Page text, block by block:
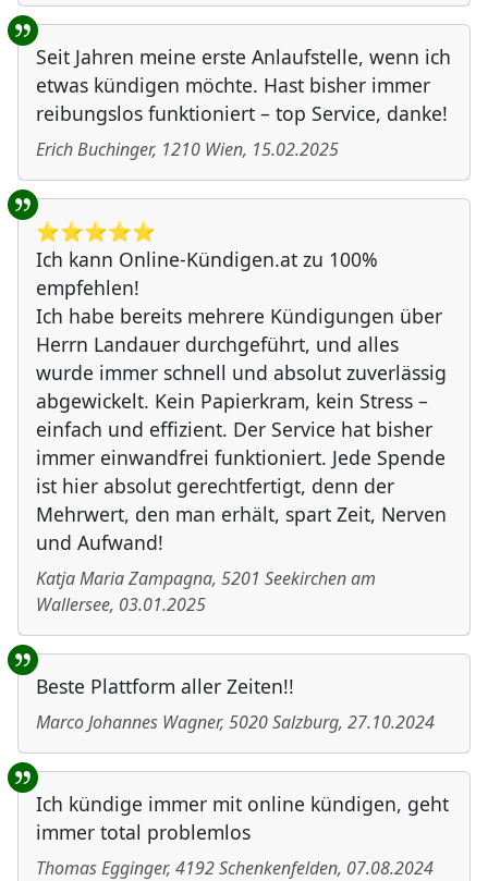
Seit Jahren meine erste Anlaufstelle, wenn ich
etwas kündigen möchte. Hast bisher immer
reibungslos funktioniert – top Service, danke!
Erich Buchinger, 1210 Wien, 15.02.2025
⭐️⭐️⭐️⭐️⭐️
Ich kann Online-Kündigen.at zu 100%
empfehlen!
Ich habe bereits mehrere Kündigungen über
Herrn Landauer durchgeführt, und alles
wurde immer schnell und absolut zuverlässig
abgewickelt. Kein Papierkram, kein Stress –
einfach und effizient. Der Service hat bisher
immer einwandfrei funktioniert. Jede Spende
ist hier absolut gerechtfertigt, denn der
Mehrwert, den man erhält, spart Zeit, Nerven
und Aufwand!
Katja Maria Zampagna, 5201 Seekirchen am
Wallersee, 03.01.2025
Beste Plattform aller Zeiten!!
Marco Johannes Wagner, 5020Salzburg, 27.10.2024
Ich kündige immer mit online kündigen, geht
immer total problemlos
Thomas Egginger, 4192Schenkenfelden, 07.08.2024